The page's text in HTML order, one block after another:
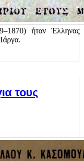
ήταν Έλληνας
τους